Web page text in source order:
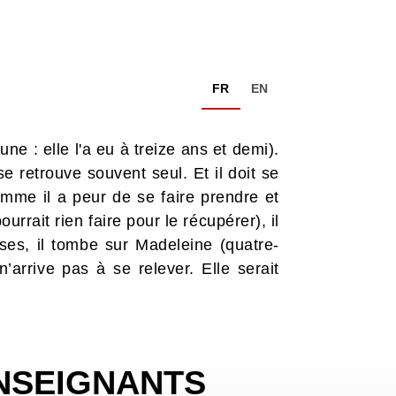
FR EN
: elle l'a eu à treize ans et demi).
retrouve souvent seul. Et il doit se
il a peur de se faire prendre et
rien faire pour le récupérer), il
il tombe sur Madeleine (quatre-
pas à se relever. Elle serait